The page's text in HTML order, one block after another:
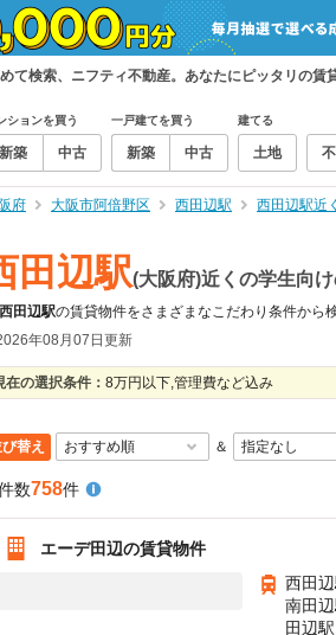
て検索、ニフティ不動産。あなたにピッタリの賃
ションを買う
新築 中古
一戸建てを買う
新築 中古
建てる
土地
府 大阪市阿倍野区 西田辺駅 西田辺駅近
田辺駅(大阪府)近くの学生向
西田辺駅の賃貸物件をさまざまなこだわり条件から
年08月07日更新
在の選択条件： 8万円以下,管理費など込み
替え ＆
数758件
エーデ田辺の賃貸物件
西田
南田
田辺